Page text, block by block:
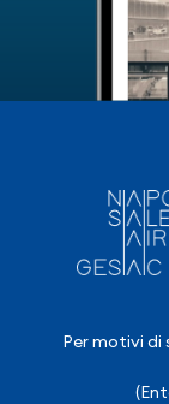
Per motivi di